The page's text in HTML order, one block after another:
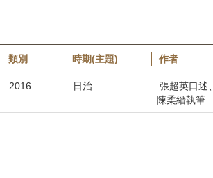
類別 時期(主題) 作者
2016 日治
張超英口述、
陳柔縉執筆